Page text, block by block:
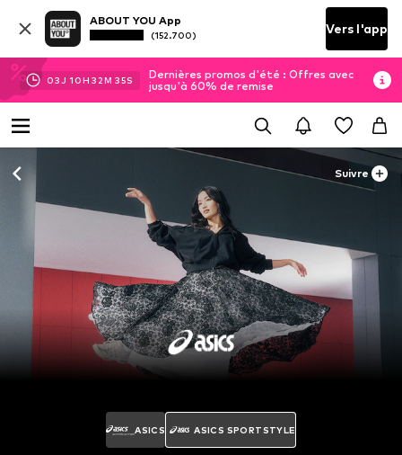
ABOUT YOU App
(152.700) Vers l'app
03J 10H 32M 34S
Dernières promos d'été : Offres avec
jusqu'à 60% de remise
Suivre
ASICS ASICS SPORTSTYLE